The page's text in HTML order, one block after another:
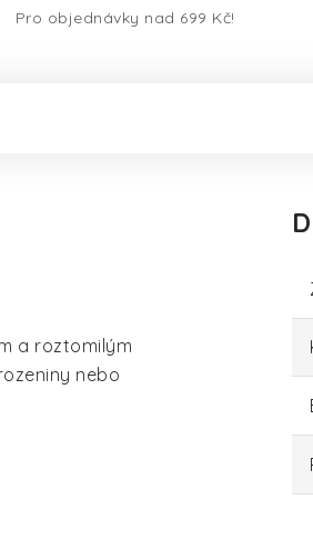
Pro objednávky nad 699 Kč!
a roztomilým
nebo